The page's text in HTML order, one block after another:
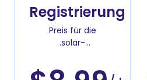
Registrierung
Preis für die
.solar-